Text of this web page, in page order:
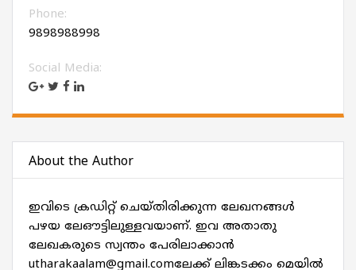
Phone:
9898988998
Social Media:
About the Author
ഇവിടെ ക്രഡിറ്റ് ചെയ്തിരിക്കുന്ന ലേഖനങ്ങൾ
പഴയ ലേഔട്ടിലുള്ളവയാണ്. ഇവ അതാതു
ലേഖകരുടെ സ്വന്തം പേരിലാക്കാൻ
utharakaalam@gmail.comലേക്ക് ലിങ്കടക്കം മെയിൽ